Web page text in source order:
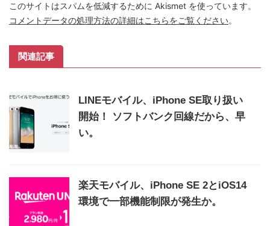
このサイトはスパムを低減するために Akismet を使っています。
コメントデータの処理方法の詳細はこちらをご覧ください。
関連記事
LINEモバイル、iPhone SE取り扱い
開始！ ソフトバンク回線だから、早
い。
楽天モバイル、iPhone SE 2とiOS14
環境で一部機能制限が発生か。